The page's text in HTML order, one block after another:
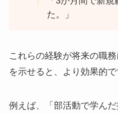
た。」
これらの経験が将来の職
を示せると、より効果的で
例えば、「部活動で学ん